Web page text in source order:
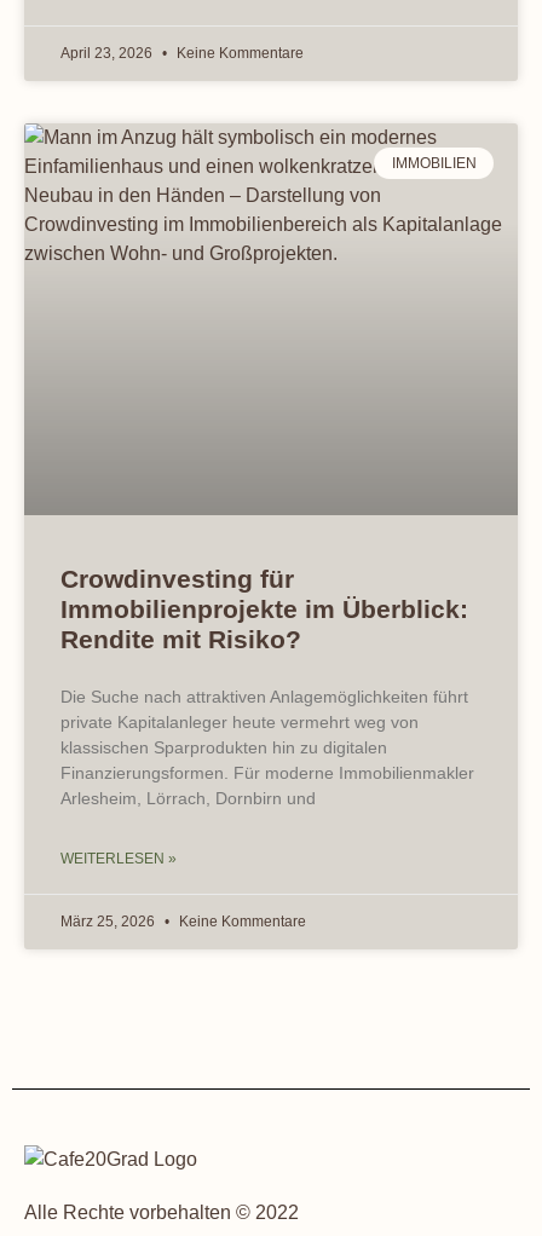
April 23, 2026 Keine Kommentare
IMMOBILIEN
Crowdinvesting für
Immobilienprojekte im Überblick:
Rendite mit Risiko?
Die Suche nach attraktiven Anlagemöglichkeiten führt
private Kapitalanleger heute vermehrt weg von
klassischen Sparprodukten hin zu digitalen
Finanzierungsformen. Für moderne Immobilienmakler
Arlesheim, Lörrach, Dornbirn und
WEITERLESEN »
März 25, 2026 Keine Kommentare
Alle Rechte vorbehalten © 2022